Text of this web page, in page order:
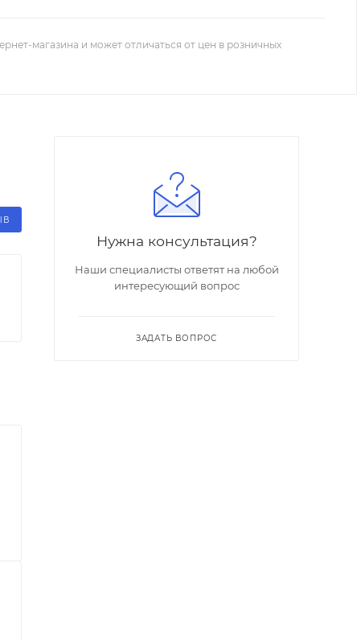
магазина и может отличаться от цен в розничных
Нужна консультация?
Наши специалисты ответят на любой
интересующий вопрос
ЗАДАТЬ ВОПРОС